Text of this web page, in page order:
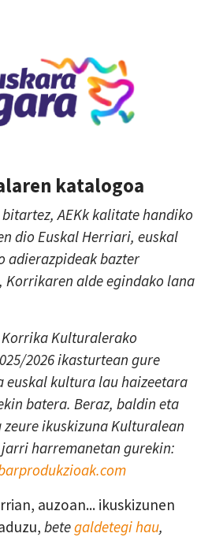
katalogoa
AEKk kalitate handiko
dio Euskal Herriari, euskal
adierazpideak bazter
Korrikaren alde egindako lana
Kulturalerako
2026 ikasturtean gure
euskal kultura lau haizeetara
batera. Beraz, baldin eta
ikuskizuna Kulturalean
harremanetan gurekin:
auzoan... ikuskizunen
betegaldetegi hau,